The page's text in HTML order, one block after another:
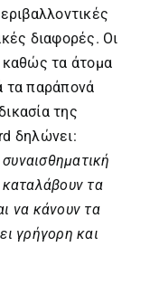
διαφορές. Οι
καθώς τα άτομα
τα παράπονά
της
δηλώνει:
τα
να κάνουν τα
γρήγορη και